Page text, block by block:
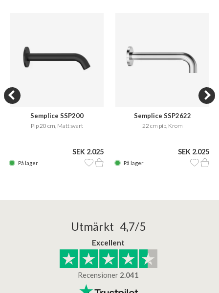
Semplice SSP200
Pip 20 cm, Matt svart
SEK 2.025
På lager
Semplice SSP2622
22 cm pip, Krom
SEK 2.025
På lager
Utmärkt 4,7/5
Excellent
Recensioner 2.041